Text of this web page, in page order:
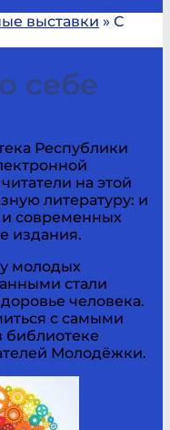
выставки » С
себе
Республики
на этой
литературу: и
и современных
издания.
молодых
стали
человека.
с самыми
библиотеке
Молодёжки.